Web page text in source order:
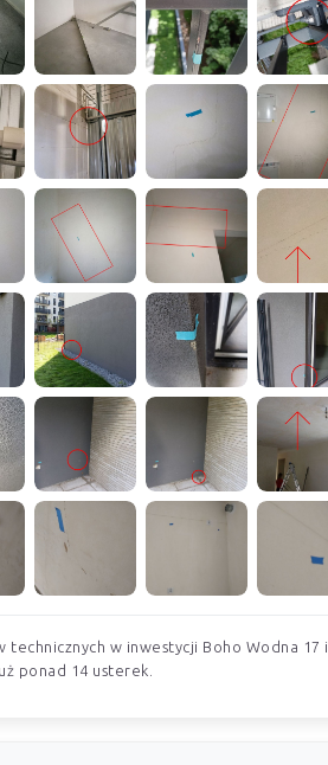
technicznych w inwestycji Boho Wodna 17 i
ponad 14 usterek.